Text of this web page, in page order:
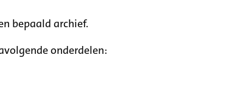
bepaald archief.
onderdelen: